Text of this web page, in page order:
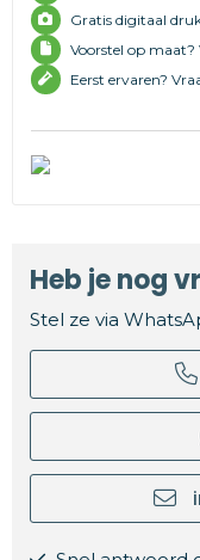
Gratis digitaal
Voorstel op maat?
Eerst ervaren?
Heb je nog
Stel ze via